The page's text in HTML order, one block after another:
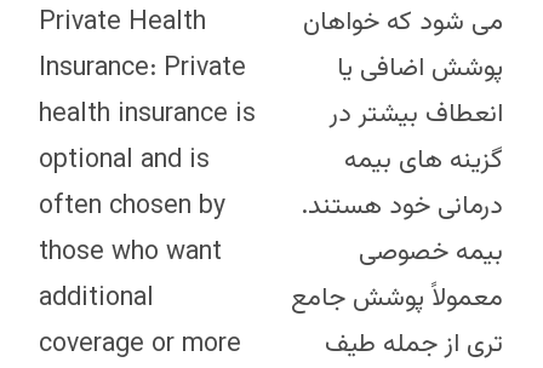
Private Health
Insurance: Private
health insurance is
optional and is
often chosen by
those who want
additional
coverage or more
می شود که خواهان
پوشش اضافی یا
انعطاف بیشتر در
گزینه های بیمه
درمانی خود هستند.
بیمه خصوصی
معمولاً پوشش جامع
تری از جمله طیف